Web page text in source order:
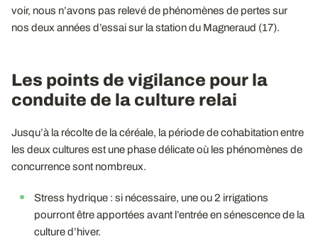
voir, nous n’avons pas relevé de phénomènes de pertes sur
nos deux années d’essai sur la station du Magneraud (17).
Les points de vigilance pour la
conduite de la culture relai
Jusqu’à la récolte de la céréale, la période de cohabitation entre
les deux cultures est une phase délicate où les phénomènes de
concurrence sont nombreux.
Stress hydrique : si nécessaire, une ou 2 irrigations
pourront être apportées avant l’entrée en sénescence de la
culture d’hiver.